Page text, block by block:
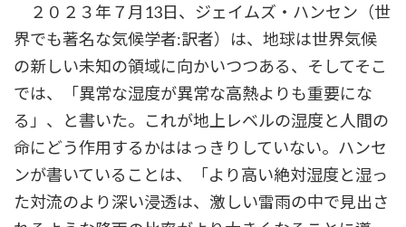
２０２３年７月13日、ジェイムズ・ハンセン（世
界でも著名な気候学者:訳者）は、地球は世界気候
の新しい未知の領域に向かいつつある、そしてそこ
では、「異常な湿度が異常な高熱よりも重要にな
る」、と書いた。これが地上レベルの湿度と人間の
命にどう作用するかははっきりしていない。ハンセ
ンが書いていることは、「より高い絶対湿度と湿っ
た対流のより深い浸透は、激しい雷雨の中で見出さ